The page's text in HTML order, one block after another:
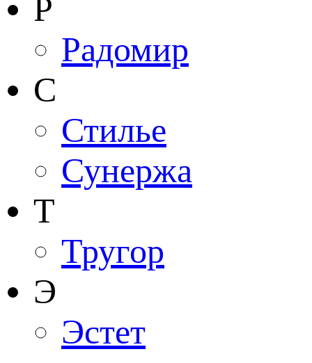
Р
Радомир
С
Стилье
Сунержа
Т
Тругор
Э
Эстет